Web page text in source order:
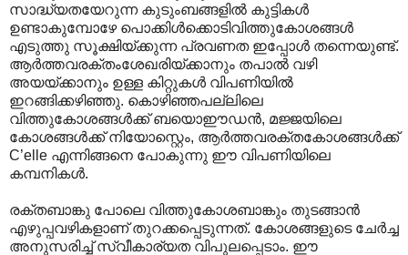
സാദ്ധ്യതയേറുന്ന കുടുംബങ്ങളിൽ കുട്ടികൾ
ഉണ്ടാകുമ്പോഴേ പൊക്കിൾക്കൊടിവിത്തുകോശങ്ങൾ
എടുത്തു സൂക്ഷിയ്ക്കുന്ന പ്രവണത ഇപ്പോൾ തന്നെയുണ്ട്.
ആർത്തവരക്തംശേഖരിയ്ക്കാനും തപാൽ വഴി
അയയ്ക്കാനും ഉള്ള കിറ്റുകൾ വിപണിയിൽ
ഇറങ്ങിക്കഴിഞ്ഞു. കൊഴിഞ്ഞപല്ലിലെ
വിത്തുകോശങ്ങൾക്ക് ബയൊഈഡൻ, മജ്ജയിലെ
കോശങ്ങൾക്ക് നിയോസ്റ്റെം, ആർത്തവരക്തകോശങ്ങൾക്ക്
C’elle എന്നിങ്ങനെ പോകുന്നു ഈ വിപണിയിലെ
കമ്പനികൾ.
രക്തബാ‍ങ്കു പോലെ വിത്തുകോശബാങ്കും തുടങ്ങാൻ
എഴുപ്പവഴികളാണ് തുറക്കപ്പെടുന്നത്. കോശങ്ങളുടെ ചേർച്ച
അനുസരിച്ച് സ്വീകാര്യത വിപുലപ്പെടാം. ഈ